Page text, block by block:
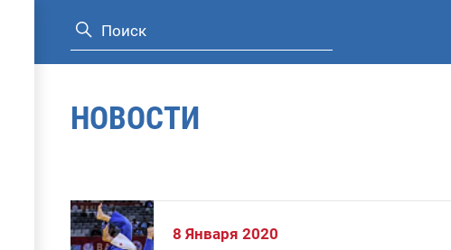
НОВОСТИ
8 Января 2020